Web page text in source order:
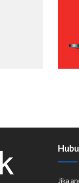
Jika